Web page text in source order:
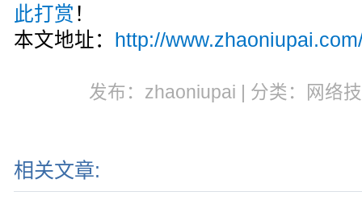
此打赏 ！
本文地址：
http://
发布：zhaoniupai | 分类：网络
相关文章: